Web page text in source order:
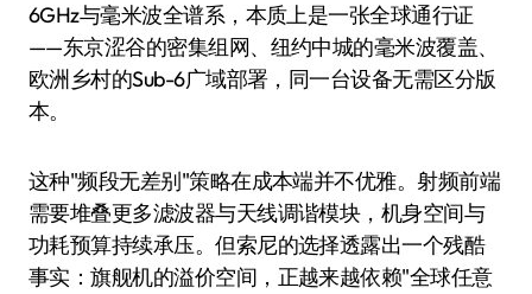
6GHz与毫米波全谱系，本质上是一张全球通行证
——东京涩谷的密集组网、纽约中城的毫米波覆盖、
欧洲乡村的Sub-6广域部署，同一台设备无需区分版
本。
这种"频段无差别"策略在成本端并不优雅。射频前端
需要堆叠更多滤波器与天线调谐模块，机身空间与
功耗预算持续承压。但索尼的选择透露出一个残酷
事实：旗舰机的溢价空间，正越来越依赖"全球任意